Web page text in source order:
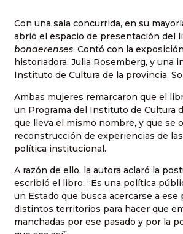
Con una sala concurrida, en su
abrió el espacio de presentación del
bonaerenses. Contó con la
historiadora, Julia Rosemberg, y una
Instituto de Cultura de la provincia,
Ambas mujeres remarcaron que el
un Programa del Instituto de Cultura
que lleva el mismo nombre, y que se
reconstrucción de experiencias de
política institucional.
A razón de ello, la autora aclaró la
escribió el libro: “Es una política
un Estado que busca acercarse a ese
distintos territorios para hacer que
manchadas por ese pasado y por la